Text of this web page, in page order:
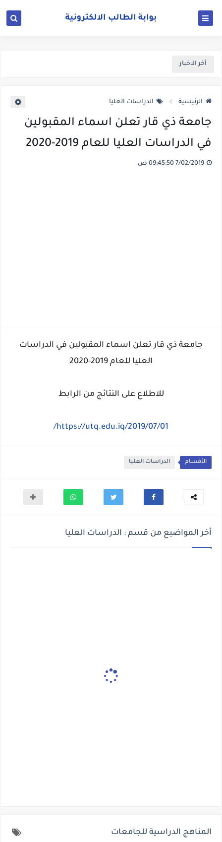
أخر الاخبار
الرئيسية الدراسات العليا
جامعة ذي قار تعلن اسماء المقبولين
في الدراسات العليا للعام 2019-2020
جامعة ذي قار تعلن اسماء المقبولين في الدراسات
العليا للعام 2019-2020
للاطلاع على النتائج من الرابط
https://utq.edu.iq/2019/07/01/
الأقسام الدراسات العليا
أخر المواضيع من قسم : الدراسات العليا
المناهج الدراسية للجامعات